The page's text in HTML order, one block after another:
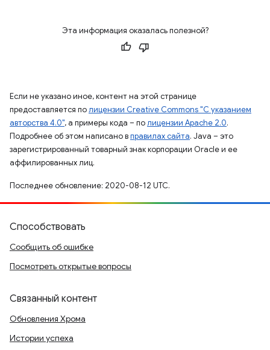
Эта информация оказалась полезной?
Если не указано иное, контент на этой странице
предоставляется полицензии Creative Commons "С указанием
авторства 4.0", а примеры кода – полицензии Apache 2.0.
Подробнее об этом написано вправилах сайта. Java – это
зарегистрированный товарный знак корпорации Oracle и ее
аффилированных лиц.
Последнее обновление: 2020-08-12 UTC.
Способствовать
Сообщить об ошибке
Посмотреть открытые вопросы
Связанный контент
Обновления Хрома
Истории успеха